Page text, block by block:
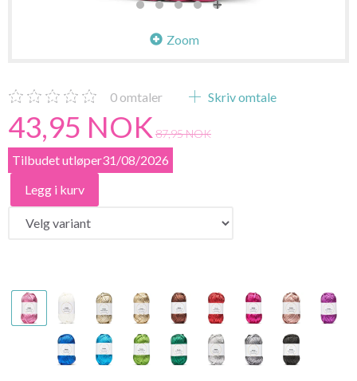
Zoom
0 omtaler Skriv omtale
43,95 NOK 87,95 NOK
Tilbudet utløper31/08/2026
Legg i kurv